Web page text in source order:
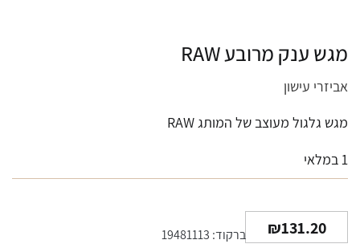
מגש ענק מרובע RAW
אביזרי עישון
מגש גלגול מעוצב של המותג RAW
1 במלאי
₪131.20 ברקוד: 19481113